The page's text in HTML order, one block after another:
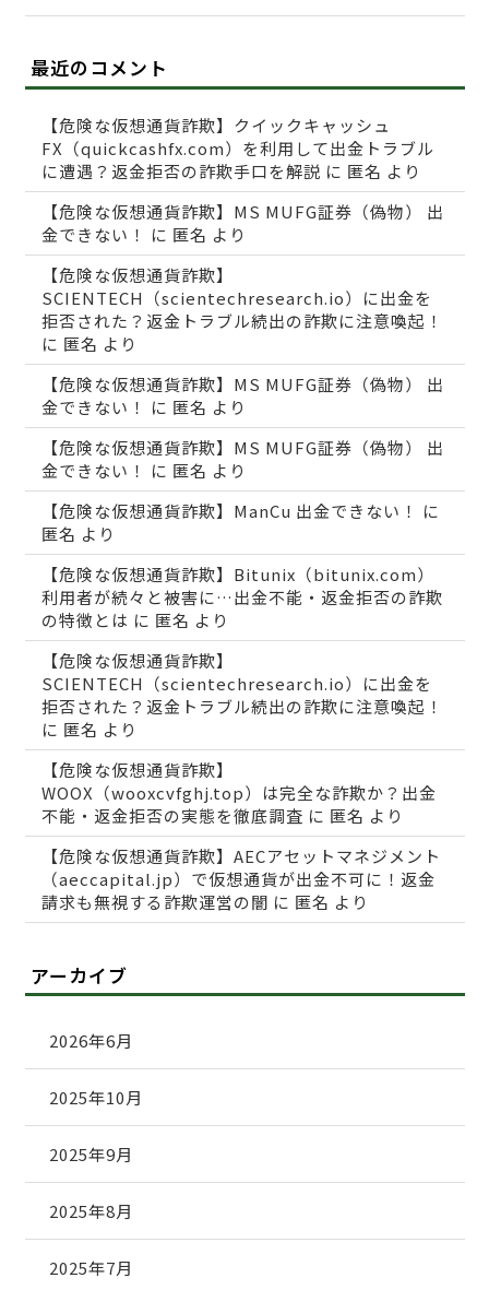
最近のコメント
【危険な仮想通貨詐欺】クイックキャッシュ
FX（quickcashfx.com）を利用して出金トラブル
に遭遇？返金拒否の詐欺手口を解説 に 匿名 より
【危険な仮想通貨詐欺】MS MUFG証券（偽物） 出
金できない！
に 匿名 より
【危険な仮想通貨詐欺】
SCIENTECH（scientechresearch.io）に出金を
拒否された？返金トラブル続出の詐欺に注意喚起！
に 匿名 より
【危険な仮想通貨詐欺】MS MUFG証券（偽物） 出
金できない！
に 匿名 より
【危険な仮想通貨詐欺】MS MUFG証券（偽物） 出
金できない！
に 匿名 より
【危険な仮想通貨詐欺】ManCu 出金できない！
に
匿名 より
【危険な仮想通貨詐欺】Bitunix（bitunix.com）
利用者が続々と被害に…出金不能・返金拒否の詐欺
の特徴とは に 匿名 より
【危険な仮想通貨詐欺】
SCIENTECH（scientechresearch.io）に出金を
拒否された？返金トラブル続出の詐欺に注意喚起！
に 匿名 より
【危険な仮想通貨詐欺】
WOOX（wooxcvfghj.top）は完全な詐欺か？出金
不能・返金拒否の実態を徹底調査 に 匿名 より
【危険な仮想通貨詐欺】AECアセットマネジメント
（aeccapital.jp）で仮想通貨が出金不可に！返金
請求も無視する詐欺運営の闇 に 匿名 より
アーカイブ
2026年6月
2025年10月
2025年9月
2025年8月
2025年7月